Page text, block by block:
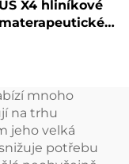
X4 hliníkové
difuzér
atomizér
mnoho
na trhu
jeho velká
potřebu